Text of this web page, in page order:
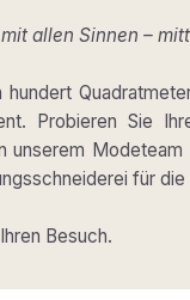
allen Sinnen –
hundert
Probieren Sie
unserem
für
Besuch.